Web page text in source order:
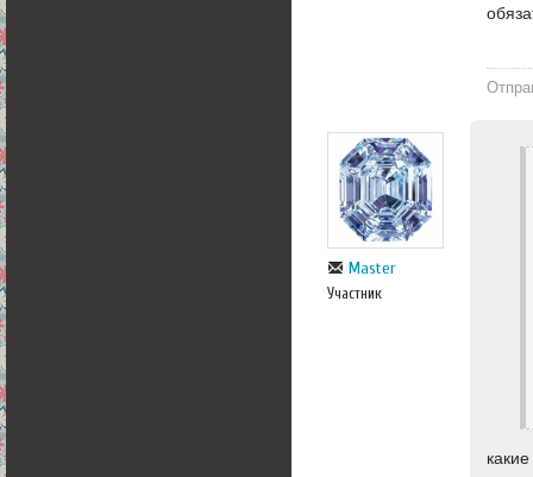
Master
Участник